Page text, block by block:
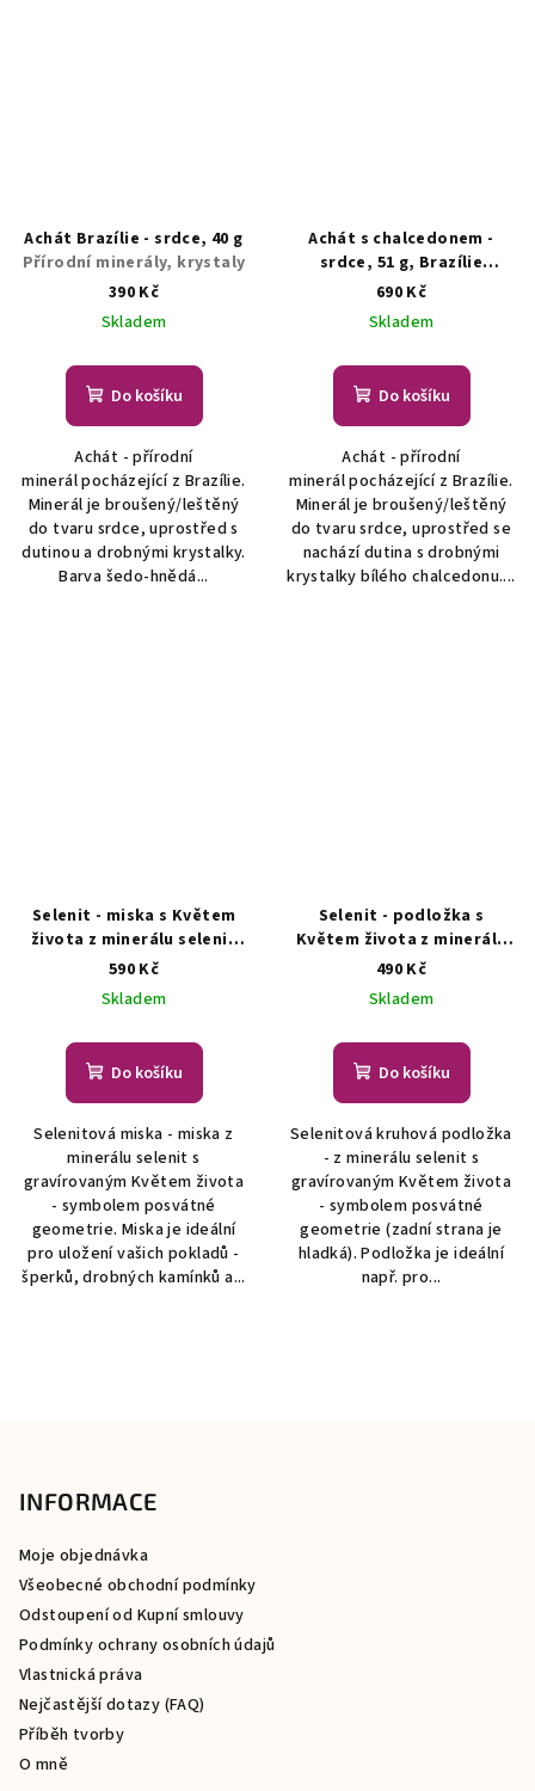
Achát Brazílie - srdce, 40 g
Přírodní minerály, krystaly
390 Kč
Skladem
Do košíku
Achát - přírodní
minerál pocházející z Brazílie.
Minerál je broušený/leštěný
do tvaru srdce, uprostřed s
dutinou a drobnými krystalky.
Barva šedo-hnědá...
Achát s chalcedonem -
srdce, 51 g, Brazílie
Přírodní minerály, krystaly
690 Kč
Skladem
Do košíku
Achát - přírodní
minerál pocházející z Brazílie.
Minerál je broušený/leštěný
do tvaru srdce, uprostřed se
nachází dutina s drobnými
krystalky bílého chalcedonu....
Selenit - miska s Květem
života z minerálu selenit
Přírodní minerály, krystaly
590 Kč
Skladem
Do košíku
Selenitová miska - miska z
minerálu selenit s
gravírovaným Květem života
- symbolem posvátné
geometrie. Miska je ideální
pro uložení vašich pokladů -
šperků, drobných kamínků a...
Selenit - podložka s
Květem života z minerálu
selenit, průměr 12 cm
Přírodní minerály, krystaly
490 Kč
Skladem
Do košíku
Selenitová kruhová podložka
- z minerálu selenit s
gravírovaným Květem života
- symbolem posvátné
geometrie (zadní strana je
hladká). Podložka je ideální
např. pro...
INFORMACE
Moje objednávka
Všeobecné obchodní podmínky
Odstoupení od Kupní smlouvy
Podmínky ochrany osobních údajů
Vlastnická práva
Nejčastější dotazy (FAQ)
Příběh tvorby
O mně